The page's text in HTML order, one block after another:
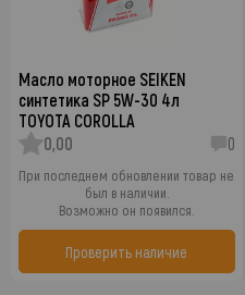
Масло моторное SEIKEN
синтетика SP 5W-30 4л
TOYOTA COROLLA
0,00
0
При последнем обновлении товар не
был в наличии.
Возможно он появился.
Проверить наличие